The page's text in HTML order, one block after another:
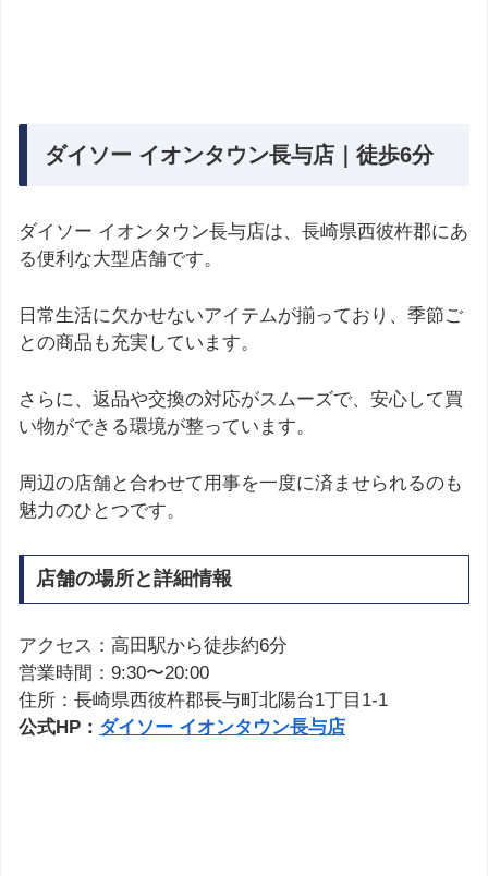
ダイソー イオンタウン長与店｜徒歩6分
ダイソー イオンタウン長与店は、長崎県西彼杵郡にあ
る便利な大型店舗です。
日常生活に欠かせないアイテムが揃っており、季節ご
との商品も充実しています。
さらに、返品や交換の対応がスムーズで、安心して買
い物ができる環境が整っています。
周辺の店舗と合わせて用事を一度に済ませられるのも
魅力のひとつです。
店舗の場所と詳細情報
アクセス：高田駅から徒歩約6分
営業時間：9:30〜20:00
住所：長崎県西彼杵郡長与町北陽台1丁目1-1
公式HP： ダイソー イオンタウン長与店